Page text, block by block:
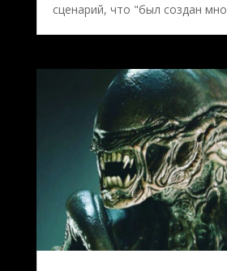
сценарий, что "был создан